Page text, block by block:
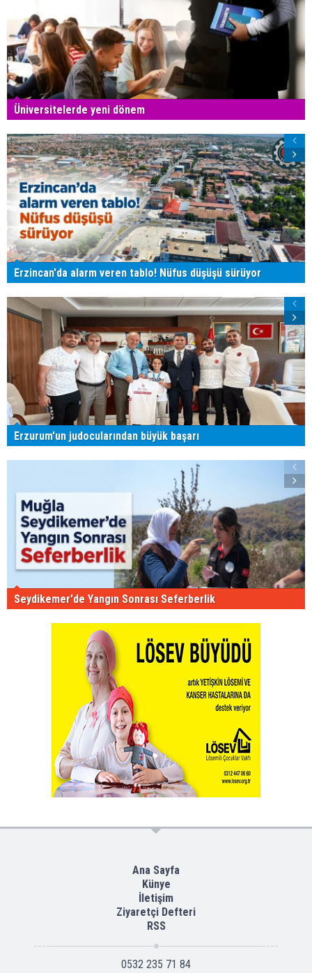
Üniversitelerde yeni dönem
Erzincan'da alarm veren tablo! Nüfus düşüşü sürüyor
Erzurum'un judocularından büyük başarı
Seydikemer'de Yangın Sonrası Seferberlik
Ana Sayfa
Künye
İletişim
Ziyaretçi Defteri
RSS
0532 235 71 84